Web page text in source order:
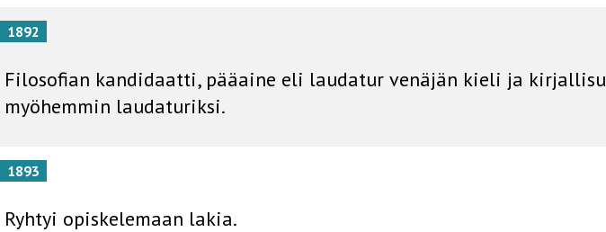
1892
Filosofian kandidaatti, pääaine eli laudatur venäjän kieli ja
myöhemmin laudaturiksi.
1893
Ryhtyi opiskelemaan lakia.